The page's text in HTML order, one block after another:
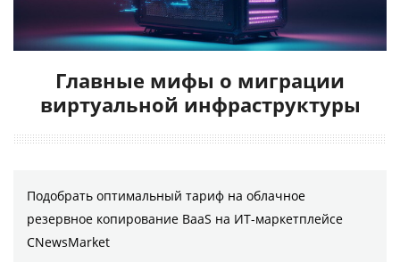
Главные мифы о миграции
виртуальной инфраструктуры
Подобрать оптимальный тариф на облачное
резервное копирование BaaS на ИТ-маркетплейсе
CNewsMarket